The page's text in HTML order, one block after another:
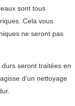
sont tous
Cela vous
ne seront pas
seront traitées en
d’un nettoyage